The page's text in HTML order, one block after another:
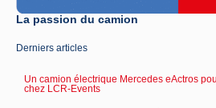
La passion du camion
Derniers articles
Un camion électrique Mercedes eActros
chez LCR-Events